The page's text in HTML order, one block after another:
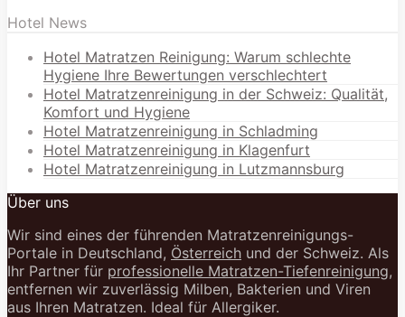
Hotel News
Hotel Matratzen Reinigung: Warum schlechte
Hygiene Ihre Bewertungen verschlechtert
Hotel Matratzenreinigung in der Schweiz: Qualität,
Komfort und Hygiene
Hotel Matratzenreinigung in Schladming
Hotel Matratzenreinigung in Klagenfurt
Hotel Matratzenreinigung in Lutzmannsburg
Über uns
Wir sind eines der führenden Matratzenreinigungs-
Portale in Deutschland, Österreich und der Schweiz. Als
Ihr Partner für professionelle Matratzen-Tiefenreinigung,
entfernen wir zuverlässig Milben, Bakterien und Viren
aus Ihren Matratzen. Ideal für Allergiker.